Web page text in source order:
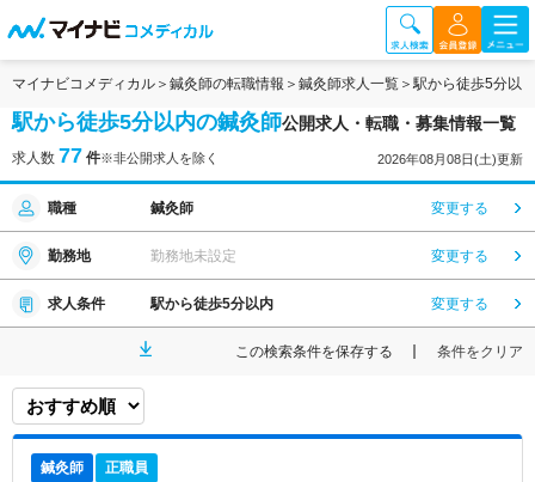
マイナビコメディカル 鍼灸師の転職情報 鍼灸師求人一覧 駅から徒歩5分以
駅から徒歩5分以内の鍼灸師公開求人・転職・募集情報一覧
求人数 77 件※非公開求人を除く 2026年08月08日(土)更新
職種 鍼灸師 変更する
勤務地 勤務地未設定 変更する
求人条件 駅から徒歩5分以内 変更する
この検索条件を保存する 条件をクリア
鍼灸師 正職員